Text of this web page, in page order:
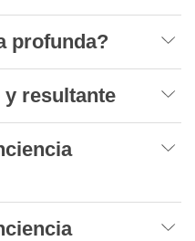
profunda?
y resultante